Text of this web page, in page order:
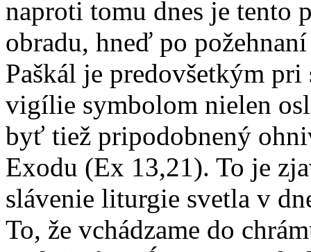
naproti tomu dnes je tento
obradu, hneď po
Paškál je predovšetkým
vigílie symbolom nielen
byť tiež pripodobnený
Exodu (Ex 13,21). To je
slávenie liturgie svetla v
To, že vchádzame do